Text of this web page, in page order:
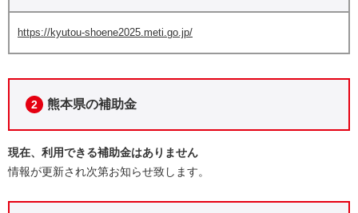
https://kyutou-shoene2025.meti.go.jp/
2 熊本県の補助金
現在、利用できる補助金はありません
情報が更新され次第お知らせ致します。